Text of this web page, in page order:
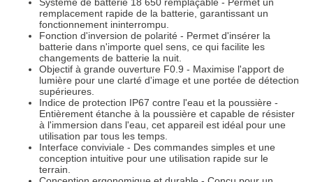
remplacement rapide de la batterie, garantissant un
fonctionnement ininterrompu.
Fonction d'inversion de polarité - Permet d'insérer la
batterie dans n'importe quel sens, ce qui facilite les
changements de batterie la nuit.
Objectif à grande ouverture F0.9 - Maximise l'apport de
lumière pour une clarté d'image et une portée de détection
supérieures.
Indice de protection IP67 contre l'eau et la poussière -
Entièrement étanche à la poussière et capable de résister
à l'immersion dans l'eau, cet appareil est idéal pour une
utilisation par tous les temps.
Interface conviviale - Des commandes simples et une
conception intuitive pour une utilisation rapide sur le
terrain.